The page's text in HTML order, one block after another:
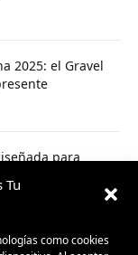
Tu
como cookies
2025: el Gravel
para